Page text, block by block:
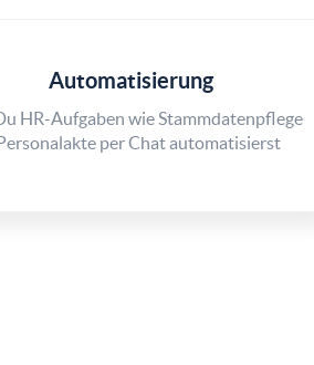
Automatisierung
HR-Aufgaben wie Stammdatenpflege
per Chat automatisierst